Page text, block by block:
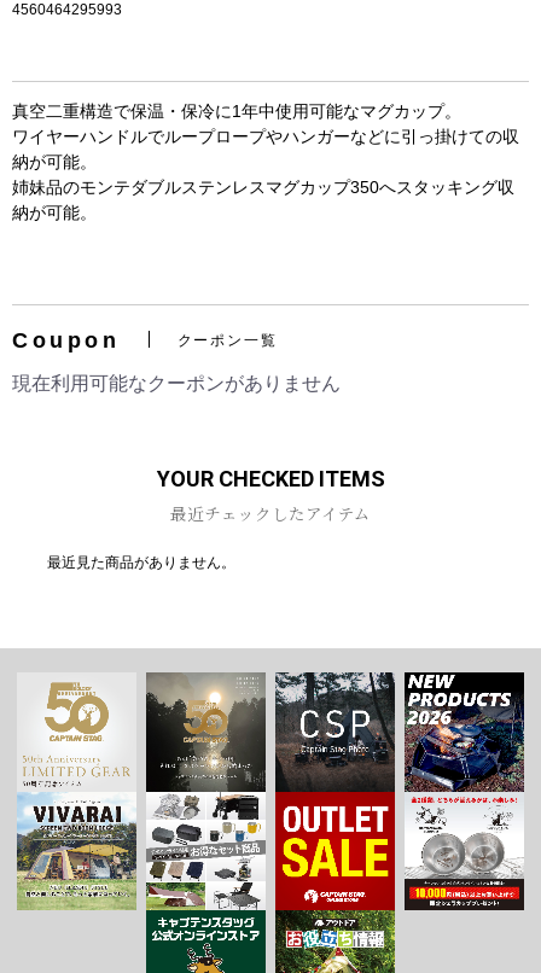
4560464295993
真空二重構造で保温・保冷に1年中使用可能なマグカップ。
ワイヤーハンドルでループロープやハンガーなどに引っ掛けての収
納が可能。
姉妹品のモンテダブルステンレスマグカップ350へスタッキング収
納が可能。
Coupon クーポン一覧
現在利用可能なクーポンがありません
YOUR CHECKED ITEMS
最近チェックしたアイテム
最近見た商品がありません。